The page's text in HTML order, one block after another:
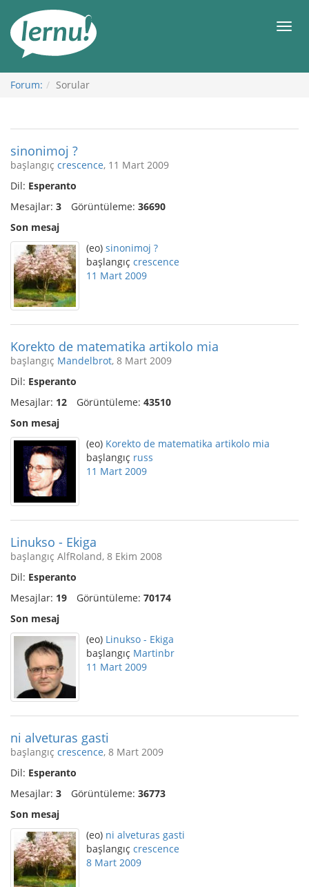
Görüntüleme
Forum: Sorular
sinonimoj ?
başlangıç crescence, 11 Mart 2009
Dil: Esperanto
Mesajlar: 3 Görüntüleme: 36690
Son mesaj
(eo) sinonimoj ?
başlangıç crescence
11 Mart 2009
Korekto de matematika artikolo mia
başlangıç Mandelbrot, 8 Mart 2009
Dil: Esperanto
Mesajlar: 12 Görüntüleme: 43510
Son mesaj
(eo) Korekto de matematika artikolo mia
başlangıç russ
11 Mart 2009
Linukso - Ekiga
başlangıç AlfRoland, 8 Ekim 2008
Dil: Esperanto
Mesajlar: 19 Görüntüleme: 70174
Son mesaj
(eo) Linukso - Ekiga
başlangıç Martinbr
11 Mart 2009
ni alveturas gasti
başlangıç crescence, 8 Mart 2009
Dil: Esperanto
Mesajlar: 3 Görüntüleme: 36773
Son mesaj
(eo) ni alveturas gasti
başlangıç crescence
8 Mart 2009